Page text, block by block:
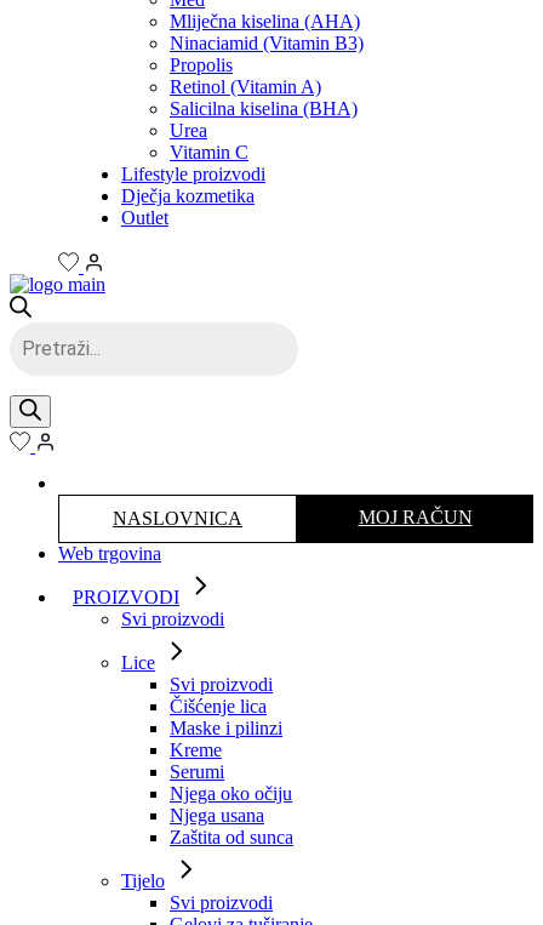
Mliječna kiselina (AHA)
Ninaciamid (Vitamin B3)
Propolis
Retinol (Vitamin A)
Salicilna kiselina (BHA)
Urea
Vitamin C
Lifestyle proizvodi
Dječja kozmetika
Outlet
search
NASLOVNICA
MOJ RAČUN
Web trgovina
PROIZVODI
Svi proizvodi
Lice
Svi proizvodi
Čišćenje lica
Maske i pilinzi
Kreme
Serumi
Njega oko očiju
Njega usana
Zaštita od sunca
Tijelo
Svi proizvodi